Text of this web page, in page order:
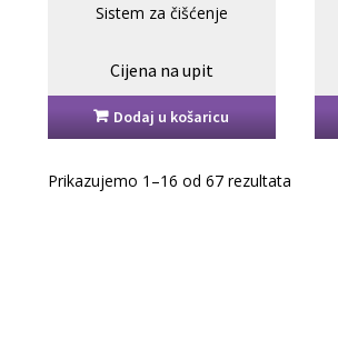
Sistem za čišćenje
Cijena na upit
Dodaj u košaricu
Prikazujemo 1–16 od 67 rezultata